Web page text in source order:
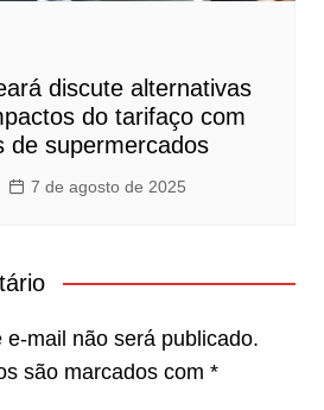
discute alternativas
do tarifaço com
de supermercados
7 de agosto de 2025
mail não será publicado.
são marcados com *